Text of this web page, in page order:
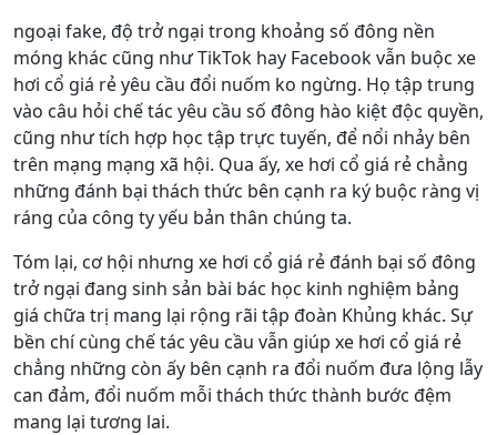
ngoại fake, độ trở ngại trong khoảng số đông nền
móng khác cũng như TikTok hay Facebook vẫn buộc xe
hơi cổ giá rẻ yêu cầu đổi nuốm ko ngừng. Họ tập trung
vào câu hỏi chế tác yêu cầu số đông hào kiệt độc quyền,
cũng như tích hợp học tập trực tuyến, để nổi nhảy bên
trên mạng mạng xã hội. Qua ấy, xe hơi cổ giá rẻ chẳng
những đánh bại thách thức bên cạnh ra ký buộc ràng vị
ráng của công ty yếu bản thân chúng ta.
Tóm lại, cơ hội nhưng xe hơi cổ giá rẻ đánh bại số đông
trở ngại đang sinh sản bài bác học kinh nghiệm bảng
giá chữa trị mang lại rộng rãi tập đoàn Khủng khác. Sự
bền chí cùng chế tác yêu cầu vẫn giúp xe hơi cổ giá rẻ
chẳng những còn ấy bên cạnh ra đổi nuốm đưa lộng lẫy
can đảm, đổi nuốm mỗi thách thức thành bước đệm
mang lại tương lai.